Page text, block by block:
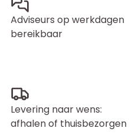
Adviseurs op werkdagen
bereikbaar
Levering naar wens:
afhalen of thuisbezorgen